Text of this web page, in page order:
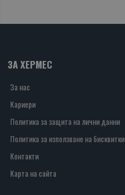
ЗА ХЕРМЕС
За нас
Кариери
Политика за защита на лични данни
Политика за използване на бисквитки
Контакти
Карта на сайта